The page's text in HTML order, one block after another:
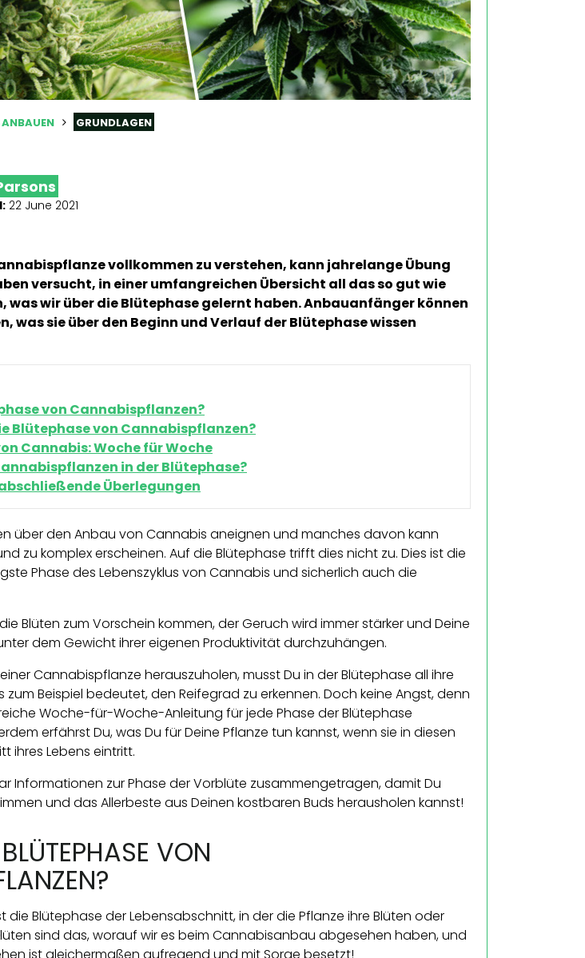
GRUNDLAGEN
22 June 2021
vollkommen zu verstehen, kann jahrelange Übung
versucht, in einer umfangreichen Übersicht all das so gut wie
was wir über die Blütephase gelernt haben. Anbauanfänger können
was sie über den Beginn und Verlauf der Blütephase wissen
von Cannabispflanzen?
Blütephase von Cannabispflanzen?
Cannabis: Woche für Woche
in der Blütephase?
Überlegungen
über den Anbau von Cannabis aneignen und manches davon kann
zu komplex erscheinen. Auf die Blütephase trifft dies nicht zu. Dies ist die
Phase des Lebenszyklus von Cannabis und sicherlich auch die
Blüten zum Vorschein kommen, der Geruch wird immer stärker und Deine
dem Gewicht ihrer eigenen Produktivität durchzuhängen.
Cannabispflanze herauszuholen, musst Du in der Blütephase all ihre
zum Beispiel bedeutet, den Reifegrad zu erkennen. Doch keine Angst, denn
Woche-für-Woche-Anleitung für jede Phase der Blütephase
erfährst Du, was Du für Deine Pflanze tun kannst, wenn sie in diesen
ihres Lebens eintritt.
Informationen zur Phase der Vorblüte zusammengetragen, damit Du
und das Allerbeste aus Deinen kostbaren Buds herausholen kannst!
VON
die Blütephase der Lebensabschnitt, in der die Pflanze ihre Blüten oder
sind das, worauf wir es beim Cannabisanbau abgesehen haben, und